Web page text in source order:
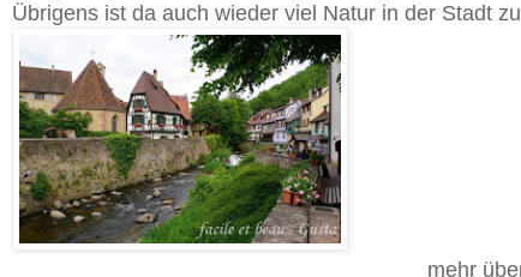
Übrigens ist da auch wieder viel Natur in der Stadt
mehr